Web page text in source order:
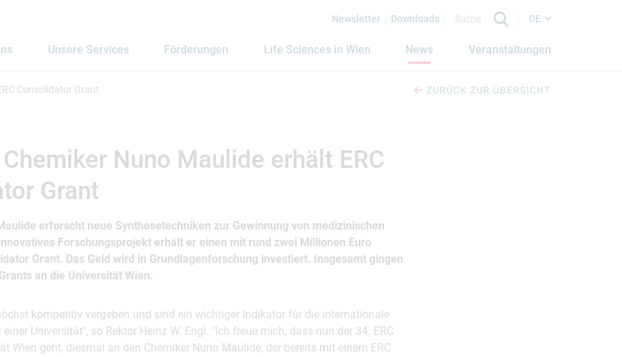
Newsletter Downloads DE
Unsere Services Förderungen Life Sciences in Wien News Veranstaltungen
Consolidator Grant ZURÜCK ZUR ÜBERSICHT
Nuno Maulide erhält ERC
Grant
erforscht neue Synthesetechniken zur Gewinnung von medizinischen
Forschungsprojekt erhält er einen mit rund zwei Millionen Euro
Grant. Das Geld wird in Grundlagenforschung investiert. Insgesamt gingen
an die Universität Wien.
kompetitiv vergeben und sind ein wichtiger Indikator für die internationale
Universität", so Rektor Heinz W. Engl. "Ich freue mich, dass nun der 34. ERC
Wien geht, diesmal an den Chemiker Nuno Maulide, der bereits mit einem ERC